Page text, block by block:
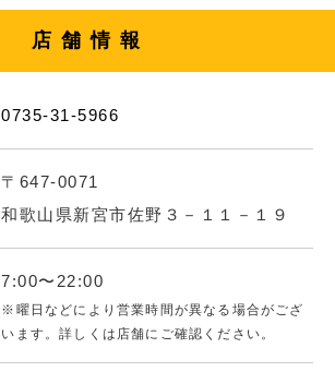
店舗情報
0735-31-5966
〒647-0071
和歌山県新宮市佐野３－１１－１９
7:00〜22:00
※曜日などにより営業時間が異なる場合がござ
います。詳しくは店舗にご確認ください。